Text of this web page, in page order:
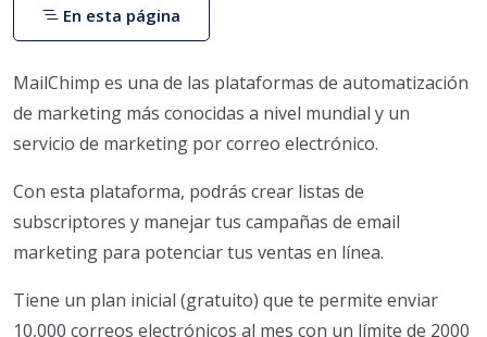
MailChimp es una de las plataformas de automatización
de marketing más conocidas a nivel mundial y un
servicio de marketing por correo electrónico.
Con esta plataforma, podrás crear listas de
subscriptores y manejar tus campañas de email
marketing para potenciar tus ventas en línea.
Tiene un plan inicial (gratuito) que te permite enviar
10,000 correos electrónicos al mes con un límite de 2000
En esta página